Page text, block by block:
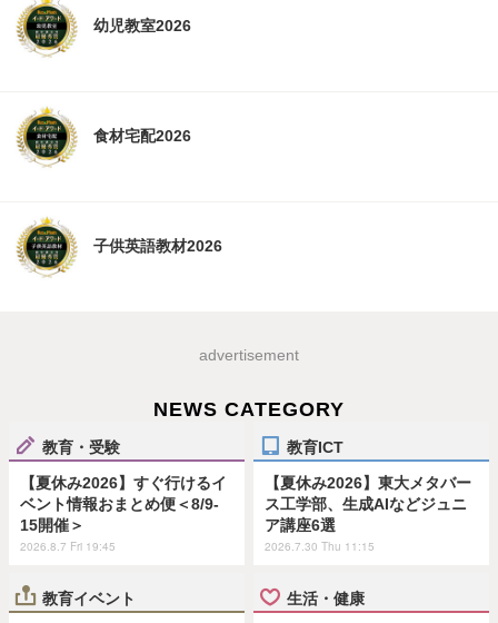
幼児教室2026
食材宅配2026
子供英語教材2026
advertisement
NEWS CATEGORY
教育・受験
【夏休み2026】すぐ行けるイ
ベント情報おまとめ便＜8/9-
15開催＞
2026.8.7 Fri 19:45
教育ICT
【夏休み2026】東大メタバー
ス工学部、生成AIなどジュニ
ア講座6選
2026.7.30 Thu 11:15
教育イベント 生活・健康